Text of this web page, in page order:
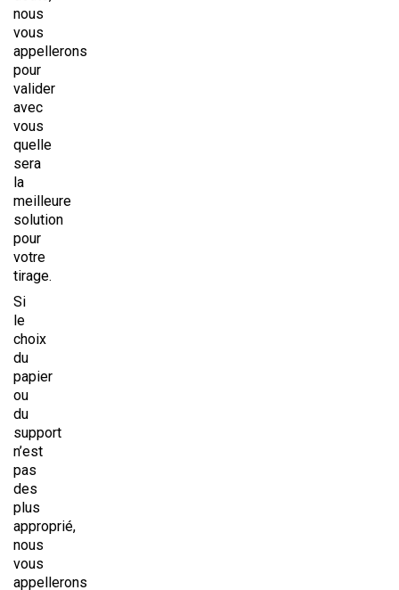
nous
vous
appellerons
pour
valider
avec
vous
quelle
sera
la
meilleure
solution
pour
votre
tirage.
Si
le
choix
du
papier
ou
du
support
n’est
pas
des
plus
approprié,
nous
vous
appellerons